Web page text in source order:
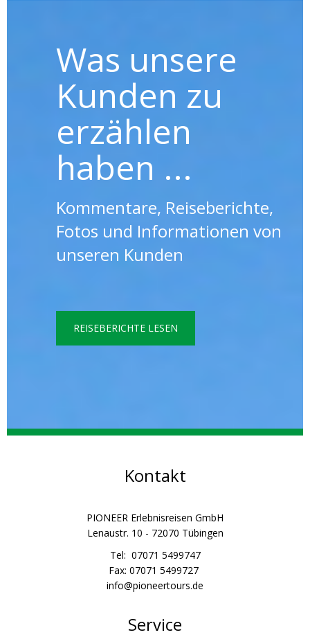
Was unsere
Kunden zu
erzählen
haben ...
Kommentare, Reiseberichte,
Fotos und Informationen von
unseren Kunden
REISEBERICHTE LESEN
Kontakt
PIONEER Erlebnisreisen GmbH
Lenaustr. 10 - 72070 Tübingen
Tel: 07071 5499747
Fax: 07071 5499727
info@pioneertours.de
Service